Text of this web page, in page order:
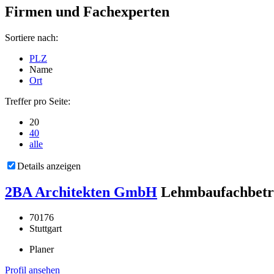
Firmen und Fachexperten
Sortiere nach:
PLZ
Name
Ort
Treffer pro Seite:
20
40
alle
Details anzeigen
2BA Architekten GmbH
70176
Stuttgart
Planer
Profil ansehen